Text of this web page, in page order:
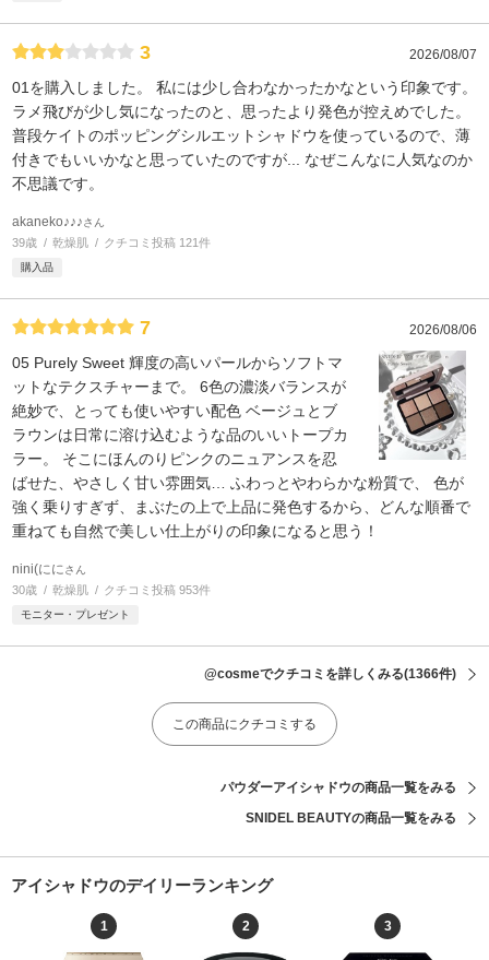
3 2026/08/07
01を購入しました。 私には少し合わなかったかなという印象です。
ラメ飛びが少し気になったのと、思ったより発色が控えめでした。
普段ケイトのポッピングシルエットシャドウを使っているので、薄
付きでもいいかなと思っていたのですが... なぜこんなに人気なのか
不思議です。
akaneko♪♪♪さん
39歳 乾燥肌 クチコミ投稿 121件
購入品
7 2026/08/06
05 Purely Sweet 輝度の高いパールからソフトマ
ットなテクスチャーまで。 6色の濃淡バランスが
絶妙で、とっても使いやすい配色 ベージュとブ
ラウンは日常に溶け込むような品のいいトープカ
ラー。 そこにほんのりピンクのニュアンスを忍
ばせた、やさしく甘い雰囲気… ふわっとやわらかな粉質で、 色が
強く乗りすぎず、まぶたの上で上品に発色するから、どんな順番で
重ねても自然で美しい仕上がりの印象になると思う！
nini(ににさん
30歳 乾燥肌 クチコミ投稿 953件
モニター・プレゼント
@cosmeでクチコミを詳しくみる(1366件)
この商品にクチコミする
パウダーアイシャドウの商品一覧をみる
SNIDEL BEAUTYの商品一覧をみる
アイシャドウのデイリーランキング
1 2 3